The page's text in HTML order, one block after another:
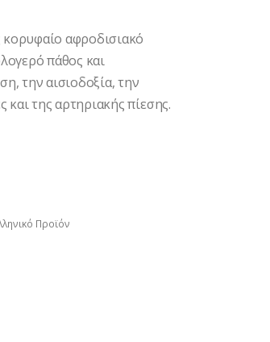
κορυφαίο αφροδισιακό
πάθος και
την αισιοδοξία, την
της αρτηριακής πίεσης.
Προϊόν